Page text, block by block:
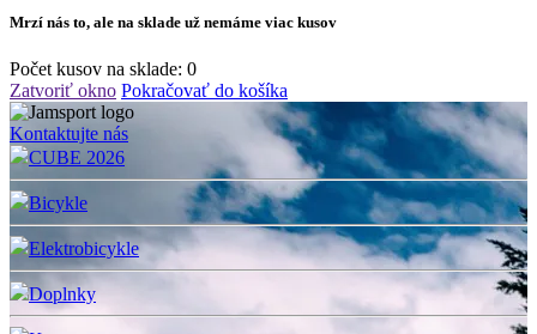
Mrzí nás to, ale na sklade už nemáme viac kusov
Počet kusov na sklade: 0
Zatvoriť okno Pokračovať do košíka
Kontaktujte nás
CUBE 2026
Bicykle
Elektrobicykle
Doplnky